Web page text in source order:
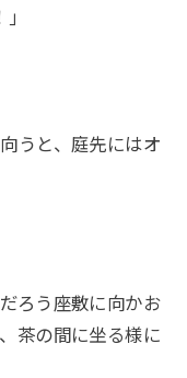
｣
うと、庭先にはオ
ろう座敷に向かお
茶の間に坐る様に